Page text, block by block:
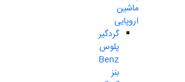
ماشین
اروپایی
گردگیر
پلوس
Benz
بنز